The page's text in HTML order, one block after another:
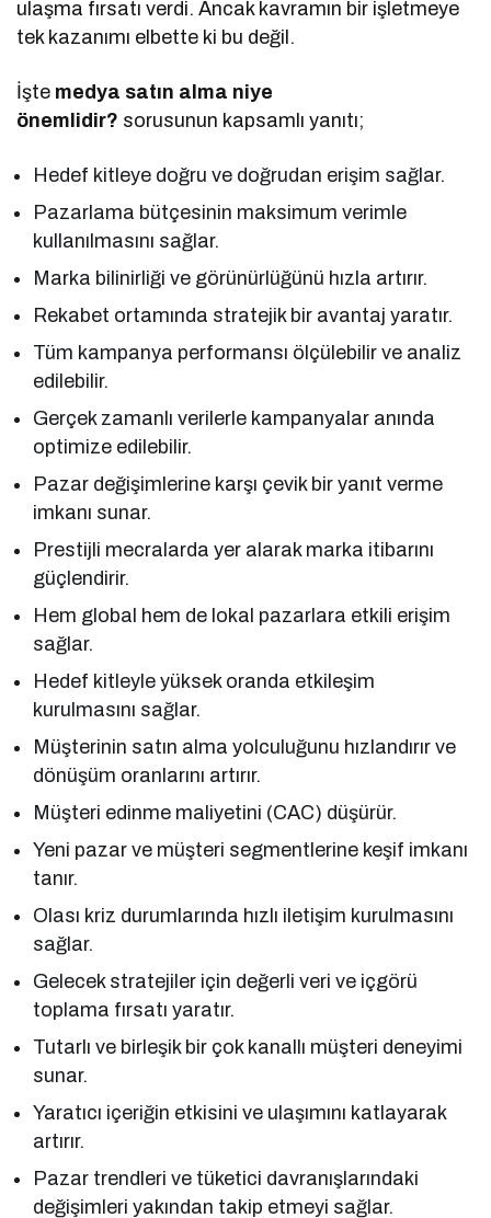
ulaşma fırsatı verdi. Ancak kavramın bir işletmeye
tek kazanımı elbette ki bu değil.
İşte medya satın alma niye
önemlidir? sorusunun kapsamlı yanıtı;
Hedef kitleye doğru ve doğrudan erişim sağlar.
Pazarlama bütçesinin maksimum verimle
kullanılmasını sağlar.
Marka bilinirliği ve görünürlüğünü hızla artırır.
Rekabet ortamında stratejik bir avantaj yaratır.
Tüm kampanya performansı ölçülebilir ve analiz
edilebilir.
Gerçek zamanlı verilerle kampanyalar anında
optimize edilebilir.
Pazar değişimlerine karşı çevik bir yanıt verme
imkanı sunar.
Prestijli mecralarda yer alarak marka itibarını
güçlendirir.
Hem global hem de lokal pazarlara etkili erişim
sağlar.
Hedef kitleyle yüksek oranda etkileşim
kurulmasını sağlar.
Müşterinin satın alma yolculuğunu hızlandırır ve
dönüşüm oranlarını artırır.
Müşteri edinme maliyetini (CAC) düşürür.
Yeni pazar ve müşteri segmentlerine keşif imkanı
tanır.
Olası kriz durumlarında hızlı iletişim kurulmasını
sağlar.
Gelecek stratejiler için değerli veri ve içgörü
toplama fırsatı yaratır.
Tutarlı ve birleşik bir çok kanallı müşteri deneyimi
sunar.
Yaratıcı içeriğin etkisini ve ulaşımını katlayarak
artırır.
Pazar trendleri ve tüketici davranışlarındaki
değişimleri yakından takip etmeyi sağlar.